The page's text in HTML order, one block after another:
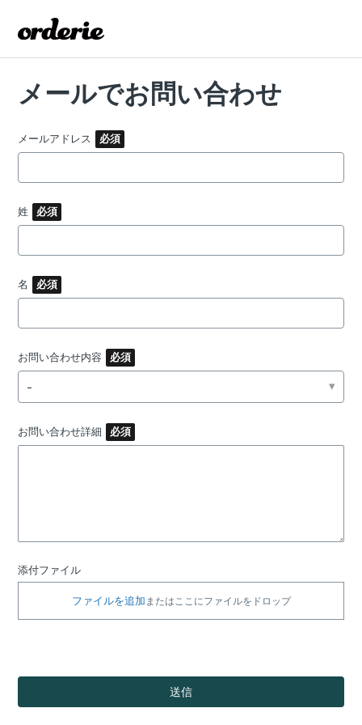
メールでお問い合わせ
メールアドレス
姓
名
お問い合わせ内容
-
お問い合わせ詳細
添付ファイル
ファイルを追加 またはここにファイルをドロップ